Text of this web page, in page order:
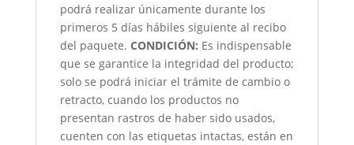
podrá realizar únicamente durante los
primeros 5 días hábiles siguiente al recibo
del paquete. CONDICIÓN: Es indispensable
que se garantice la integridad del producto;
solo se podrá iniciar el trámite de cambio o
retracto, cuando los productos no
presentan rastros de haber sido usados,
cuenten con las etiquetas intactas, están en